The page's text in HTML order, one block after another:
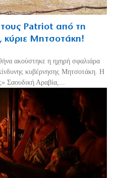
Patriot από τη
κύριε Μητσοτάκη!
ακούστηκε η ηχηρή σφαλιάρα
κυβέρνησης Μητσοτάκη. Η
Σαουδική Αραβία,...